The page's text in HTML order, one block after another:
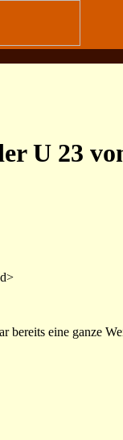
U 23
bereits eine ganze